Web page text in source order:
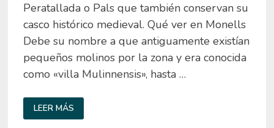
Peratallada o Pals que también conservan su
casco histórico medieval. Qué ver en Monells
Debe su nombre a que antiguamente existían
pequeños molinos por la zona y era conocida
como «villa Mulinnensis», hasta …
QUÉ
VER
EN
LEER MÁS